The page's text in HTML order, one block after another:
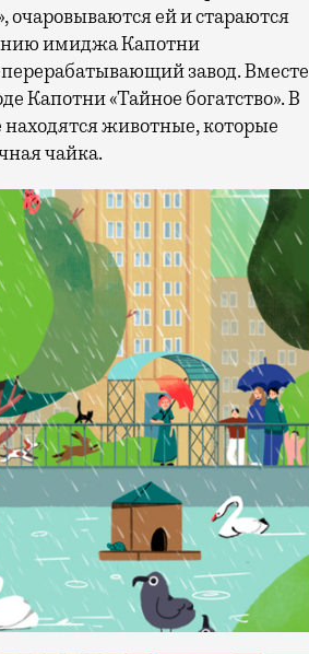
очаровываются ей и стараются
имиджа Капотни
завод. Вместе
Капотни «Тайное богатство». В
находятся животные, которые
чайка.